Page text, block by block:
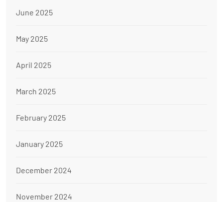
June 2025
May 2025
April 2025
March 2025
February 2025
January 2025
December 2024
November 2024